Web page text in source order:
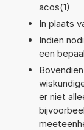
acos(1)
In plaats
Indien
een
er niet